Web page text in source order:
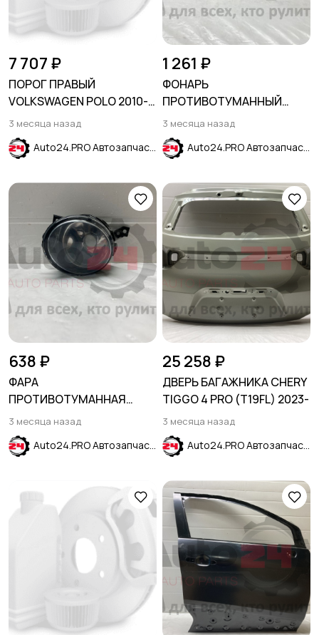
7 707 ₽
ПОРОГ ПРАВЫЙ
VOLKSWAGEN POLO 2010-
2020
3 месяца назад
Auto24.PRO Автозапчасти
1 261 ₽
ФОНАРЬ
ПРОТИВОТУМАННЫЙ
ЗАДНИЙ ПРАВЫЙ HYUNDAI
SOLARIS 2014-2017
3 месяца назад
Auto24.PRO Автозапчасти
638 ₽
ФАРА
ПРОТИВОТУМАННАЯ
ЛЕВАЯ VOLKSWAGEN POLO
2011-2014
3 месяца назад
Auto24.PRO Автозапчасти
25 258 ₽
ДВЕРЬ БАГАЖНИКА CHERY
TIGGO 4 PRO (T19FL) 2023-
3 месяца назад
Auto24.PRO Автозапчасти